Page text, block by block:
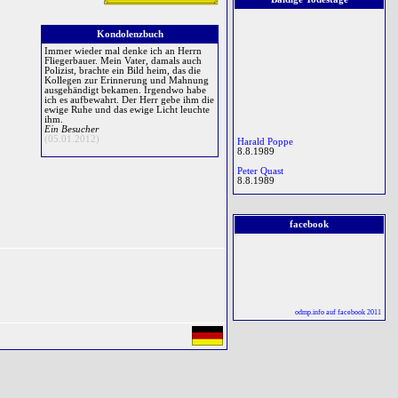
Kondolenzbuch
Immer wieder mal denke ich an Herrn
Fliegerbauer. Mein Vater, damals auch
Polizist, brachte ein Bild heim, das die
Kollegen zur Erinnerung und Mahnung
ausgehändigt bekamen. Irgendwo habe
ich es aufbewahrt. Der Herr gebe ihm die
ewige Ruhe und das ewige Licht leuchte
ihm.
Ein Besucher
(05.01.2012)
† 8.8.1915
Matthias Eberherr
Harald Poppe
8.8.1989
Peter Quast
8.8.1989
Konrad Stöglehner
Andrew Graham Gough
8.8.2006
Thomas Schrader
8.8.2011
facebook
odmp.info auf facebook 2011